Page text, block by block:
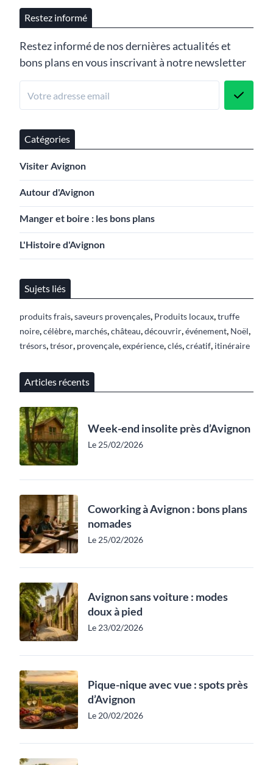
Restez informé
Restez informé de nos dernières actualités et
bons plans en vous inscrivant à notre newsletter
Catégories
Visiter Avignon
Autour d'Avignon
Manger et boire : les bons plans
L'Histoire d'Avignon
Sujets liés
produits frais,saveurs provençales, Produits locaux,truffe
noire,célèbre, marchés,château,découvrir,événement, Noël,
trésors,trésor, provençale,expérience,clés,créatif, itinéraire
Articles récents
Week-end insolite près d’Avignon
Le 25/02/2026
Coworking à Avignon : bons plans
nomades
Le 25/02/2026
Avignon sans voiture : modes
doux à pied
Le 23/02/2026
Pique-nique avec vue : spots près
d’Avignon
Le 20/02/2026